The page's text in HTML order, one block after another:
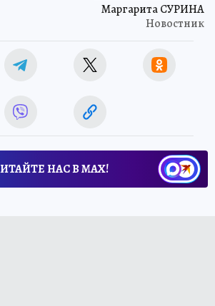
Маргарита СУРИНА
Новостник
НАС В МАХ!